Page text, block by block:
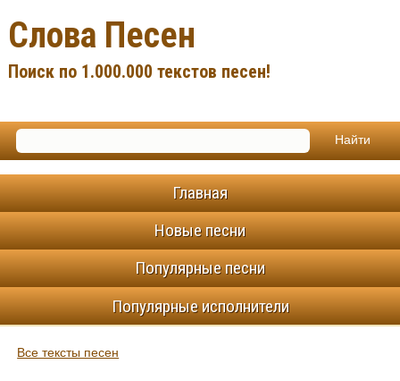
Слова Песен
Поиск по 1.000.000 текстов песен!
Главная
Новые песни
Популярные песни
Популярные исполнители
Все тексты песен